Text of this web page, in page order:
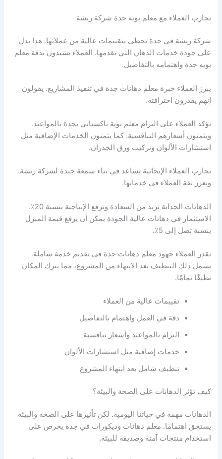
تجارب العملاء مع معلم بويه جدة شركة ريشة
شركة ريشة في جدة تحظى بتقييمات عالية من عملائها. هذا يدل
على جودة خدمات الدهان التي تقدمها. العملاء يشيدون بدقة معلم
بويه جدة واهتمامه بالتفاصيل.
يبرز العملاء خبرة معلم دهانات جدة في تنفيذ المشاريع. يقولون
إنهم يقدرون احترافته.
يؤكد العملاء على التزام معلم بوية باكستاني بجدة بالمواعيد.
ويثمنون أسعارهم التنافسية. كما يثمنون الخدمات الإضافية مثل
استشارات الألوان وتركيب ورق الجدران.
تجارب العملاء الإيجابية تساعد في بناء سمعة جيدة لشركة ريشة.
وتعزز ثقة العملاء في خدماتها.
الدهانات الجذابة تزيد من السعادة وترفع الإنتاجية بنسبة 20٪.
الاستثمار في دهانات عالية الجودة يمكن أن يرفع قيمة المنزل
بنسبة تصل إلى 5٪.
يقدر العملاء جهود معلم دهانات جدة في تقديم خدمة شاملة.
يشمل ذلك التنظيف بعد الانتهاء من المشروع، مما يترك المكان
نظيفًا تمامًا.
تقييمات عالية من العملاء
دقة في العمل واهتمام بالتفاصيل
التزام بالمواعيد وأسعار تنافسية
خدمات إضافية مثل استشارات الألوان
تنظيف شامل بعد انتهاء المشروع
كيف تؤثر الدهانات على الصحة والبيئة؟
الدهانات مهمة في حياتنا اليومية. لكن تأثيرها على الصحة والبيئة
يستحق اهتمامًا. معلم دهانات وديكورات في جدة يحرص على
استخدام منتجات آمنة وصديقة للبيئة.